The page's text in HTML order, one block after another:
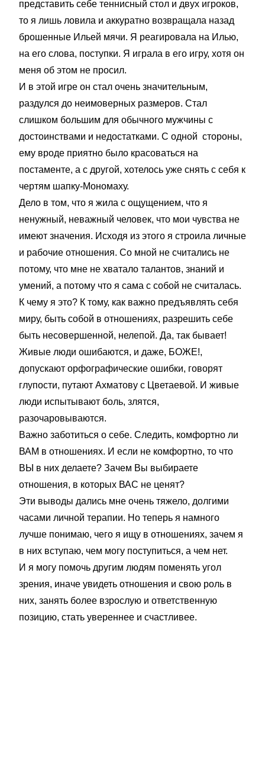
представить себе теннисный стол и двух игроков,
то я лишь ловила и аккуратно возвращала назад
брошенные Ильей мячи. Я реагировала на Илью,
на его слова, поступки. Я играла в его игру, хотя он
меня об этом не просил.
И в этой игре он стал очень значительным,
раздулся до неимоверных размеров. Стал
слишком большим для обычного мужчины с
достоинствами и недостатками. С одной стороны,
ему вроде приятно было красоваться на
постаменте, а с другой, хотелось уже снять с себя к
чертям шапку-Мономаху.
Дело в том, что я жила с ощущением, что я
ненужный, неважный человек, что мои чувства не
имеют значения. Исходя из этого я строила личные
и рабочие отношения. Со мной не считались не
потому, что мне не хватало талантов, знаний и
умений, а потому что я сама с собой не считалась.
К чему я это? К тому, как важно предъявлять себя
миру, быть собой в отношениях, разрешить себе
быть несовершенной, нелепой. Да, так бывает!
Живые люди ошибаются, и даже, БОЖЕ!,
допускают орфографические ошибки, говорят
глупости, путают Ахматову с Цветаевой. И живые
люди испытывают боль, злятся,
разочаровываются.
Важно заботиться о себе. Следить, комфортно ли
ВАМ в отношениях. И если не комфортно, то что
ВЫ в них делаете? Зачем Вы выбираете
отношения, в которых ВАС не ценят?
Эти выводы дались мне очень тяжело, долгими
часами личной терапии. Но теперь я намного
лучше понимаю, чего я ищу в отношениях, зачем я
в них вступаю, чем могу поступиться, а чем нет.
И я могу помочь другим людям поменять угол
зрения, иначе увидеть отношения и свою роль в
них, занять более взрослую и ответственную
позицию, стать увереннее и счастливее.